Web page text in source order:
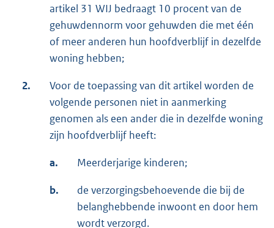
artikel 31 WIJ bedraagt 10 procent van de
gehuwdennorm voor gehuwden die met één
of meer anderen hun hoofdverblijf in dezelfde
woning hebben;
2.
Voor de toepassing van dit artikel worden de
volgende personen niet in aanmerking
genomen als een ander die in dezelfde woning
zijn hoofdverblijf heeft:
a. Meerderjarige kinderen;
b.
de verzorgingsbehoevende die bij de
belanghebbende inwoont en door hem
wordt verzorgd.